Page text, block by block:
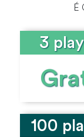
É
3
100